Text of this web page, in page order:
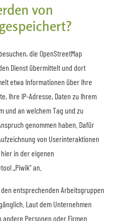
von
die OpenStreetMap
Dienst übermittelt und dort
etwa Informationen über Ihre
Ihre IP-Adresse, Daten zu Ihrem
und an welchem Tag und zu
genommen haben. Dafür
von Userinteraktionen
in der eigenen
„Piwik“ an.
entsprechenden Arbeitsgruppen
Laut dem Unternehmen
Personen oder Firmen